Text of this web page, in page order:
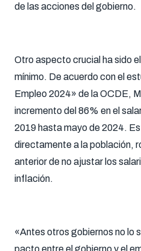
de las acciones del gobierno.
Otro aspecto crucial ha sido
mínimo. De acuerdo con el
Empleo 2024» de la OCDE,
incremento del 86% en el
2019 hasta mayo de 2024.
directamente a la población,
anterior de no ajustar los
inflación.
«Antes otros gobiernos no lo
pacto entre el gobierno y el